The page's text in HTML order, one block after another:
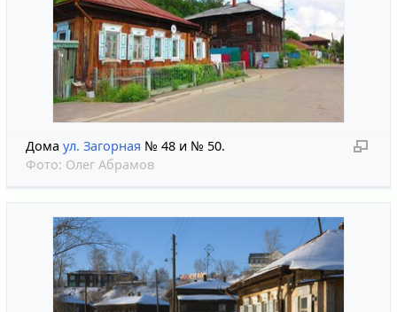
Домаул. Загорная № 48 и № 50.
Фото: Олег Абрамов